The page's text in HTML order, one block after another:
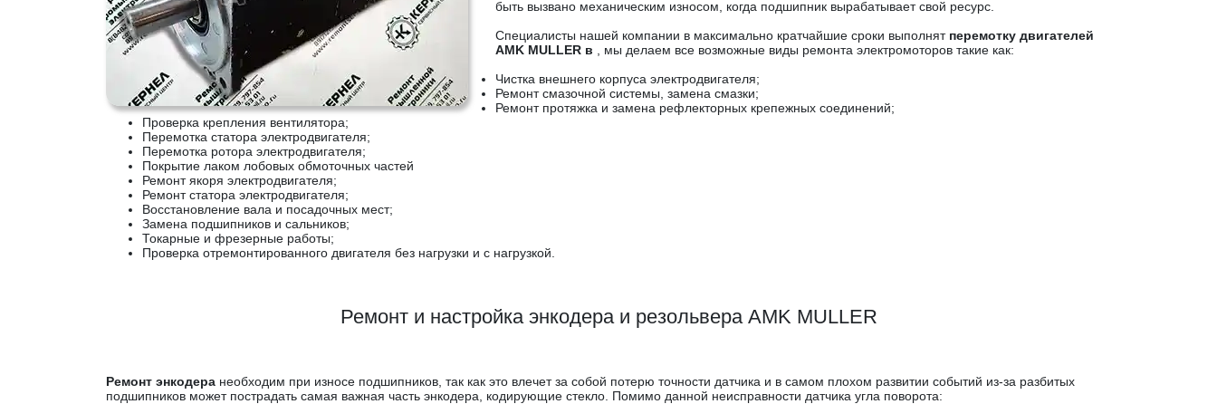
быть вызвано механическим износом, когда подшипник вырабатывает свой ресурс.
Специалисты нашей компании в максимально кратчайшие сроки выполнят перемотку двигателей
AMK MULLER в
, мы делаем все возможные виды ремонта электромоторов такие как:
Чистка внешнего корпуса электродвигателя;
Ремонт смазочной системы, замена смазки;
Ремонт протяжка и замена рефлекторных крепежных соединений;
Проверка крепления вентилятора;
Перемотка статора электродвигателя;
Перемотка ротора электродвигателя;
Покрытие лаком лобовых обмоточных частей
Ремонт якоря электродвигателя;
Ремонт статора электродвигателя;
Восстановление вала и посадочных мест;
Замена подшипников и сальников;
Токарные и фрезерные работы;
Проверка отремонтированного двигателя без нагрузки и с нагрузкой.
Ремонт и настройка энкодера и резольвера AMK MULLER
Ремонт энкодера необходим при износе подшипников, так как это влечет за собой потерю точности датчика и в самом плохом развитии событий из-за разбитых
подшипников может пострадать самая важная часть энкодера, кодирующие стекло. Помимо данной неисправности датчика угла поворота: